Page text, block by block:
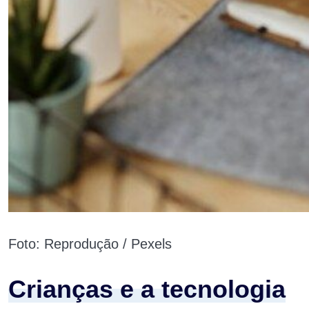
Foto: Reprodução / Pexels
Crianças e a tecnologia